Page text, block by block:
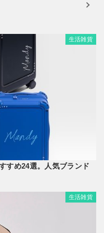
生活雑貨
すめ24選。人気ブランド
生活雑貨